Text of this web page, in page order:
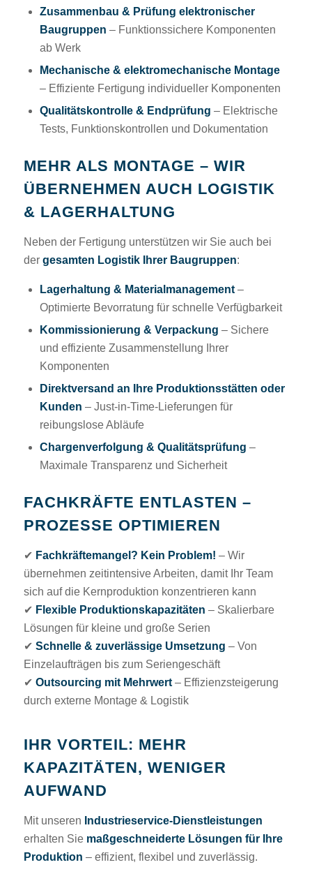
Zusammenbau & Prüfung elektronischer
Baugruppen – Funktionssichere Komponenten
ab Werk
Mechanische & elektromechanische Montage
– Effiziente Fertigung individueller Komponenten
Qualitätskontrolle & Endprüfung – Elektrische
Tests, Funktionskontrollen und Dokumentation
MEHR ALS MONTAGE – WIR
ÜBERNEHMEN AUCH LOGISTIK
& LAGERHALTUNG
Neben der Fertigung unterstützen wir Sie auch bei
der gesamten Logistik Ihrer Baugruppen:
Lagerhaltung & Materialmanagement–
Optimierte Bevorratung für schnelle Verfügbarkeit
Kommissionierung & Verpackung – Sichere
und effiziente Zusammenstellung Ihrer
Komponenten
Direktversand an Ihre Produktionsstätten oder
Kunden – Just-in-Time-Lieferungen für
reibungslose Abläufe
Chargenverfolgung & Qualitätsprüfung –
Maximale Transparenz und Sicherheit
FACHKRÄFTE ENTLASTEN –
PROZESSE OPTIMIEREN
✔ Fachkräftemangel? Kein Problem! – Wir
übernehmen zeitintensive Arbeiten, damit Ihr Team
sich auf die Kernproduktion konzentrieren kann
✔ Flexible Produktionskapazitäten – Skalierbare
Lösungen für kleine und große Serien
✔ Schnelle & zuverlässige Umsetzung – Von
Einzelaufträgen bis zum Seriengeschäft
✔ Outsourcing mit Mehrwert– Effizienzsteigerung
durch externe Montage & Logistik
IHR VORTEIL: MEHR
KAPAZITÄTEN, WENIGER
AUFWAND
Mit unseren Industrieservice-Dienstleistungen
erhalten Sie maßgeschneiderte Lösungen für Ihre
Produktion – effizient, flexibel und zuverlässig.